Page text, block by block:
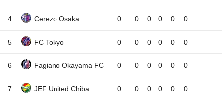
4 Cerezo Osaka 0 0 0 0 0 0
5 FC Tokyo 0 0 0 0 0 0
6 Fagiano Okayama FC 0 0 0 0 0 0
7 JEF United Chiba 0 0 0 0 0 0